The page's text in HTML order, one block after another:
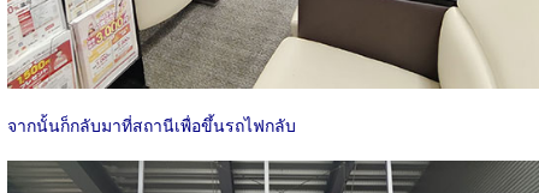
จากนั้นก็กลับมาที่สถานีเพื่อขึ้นรถไฟกลับ